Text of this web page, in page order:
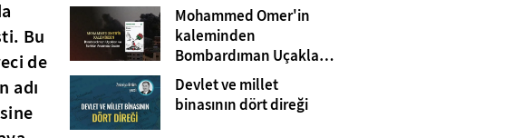
Bu
de
adı
Mohammed Omer'in
kaleminden
Bombardıman Uçakları
ve Tanklar Arasında
Gazze
Devlet ve millet
binasının dört direği